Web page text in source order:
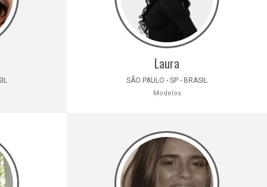
Laura
SÃO PAULO - SP - BRASIL
Modelos